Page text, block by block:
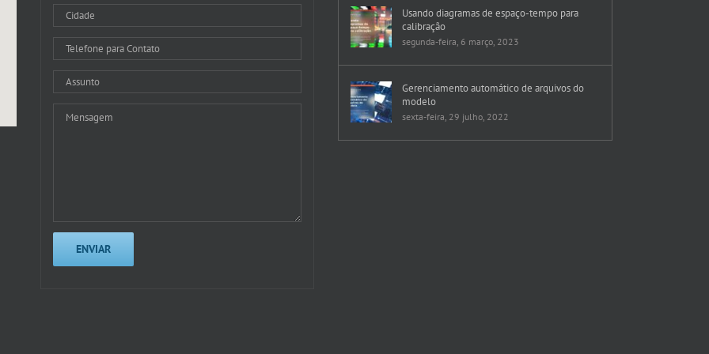
Usando diagramas de espaço-tempo para
calibração
segunda-feira, 6 março, 2023
Gerenciamento automático de arquivos do
modelo
sexta-feira, 29 julho, 2022